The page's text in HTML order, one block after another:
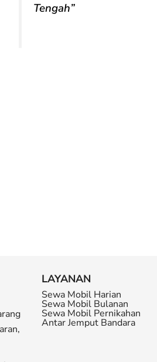
Tengah”
LAYANAN
Sewa Mobil Harian
Sewa Mobil Bulanan
Sewa Mobil Pernikahan
Antar Jemput Bandara